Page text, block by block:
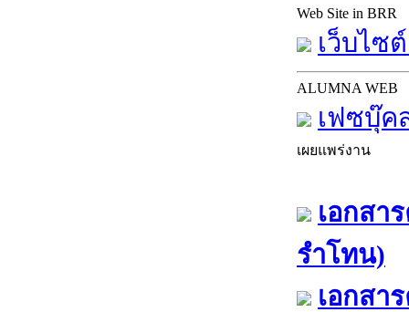
Web Site in BRR
เว็บไซ
ALUMNA WEB
เฟซบุ๊ค
เผยแพร่งาน
เอกสา
รำโทน)
เอกสา